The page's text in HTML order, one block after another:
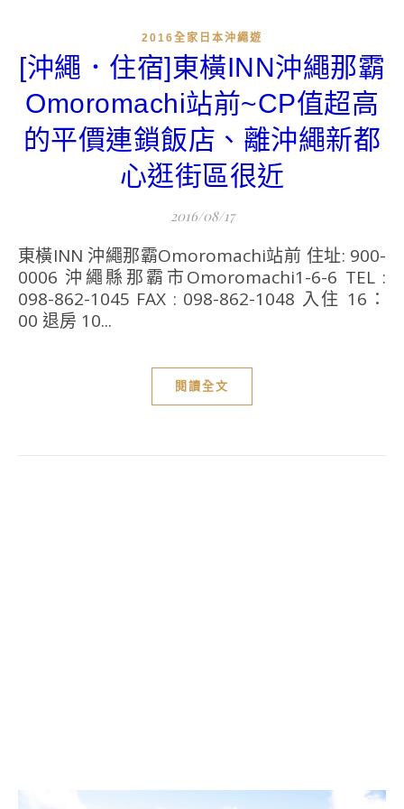
2016全家日本沖繩遊
[沖繩．住宿]東橫INN沖繩那霸
Omoromachi站前~CP值超高
的平價連鎖飯店、離沖繩新都
心逛街區很近
2016/08/17
東橫INN 沖繩那霸Omoromachi站前 住址: 900-
0006 沖繩縣那霸市Omoromachi1-6-6 TEL :
098-862-1045 FAX : 098-862-1048 入住 16：
00 退房 10...
閱讀全文